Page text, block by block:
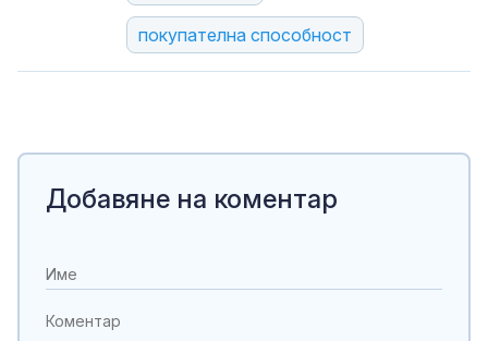
покупателна способност
Добавяне на коментар